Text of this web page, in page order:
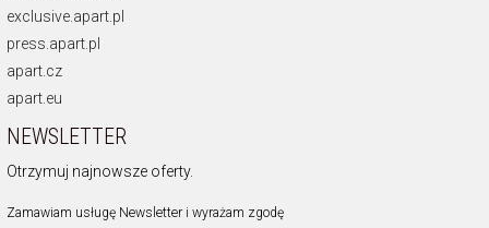
exclusive.apart.pl
press.apart.pl
apart.cz
apart.eu
NEWSLETTER
Otrzymuj najnowsze oferty.
Zamawiam usługę Newsletter i wyrażam zgodę